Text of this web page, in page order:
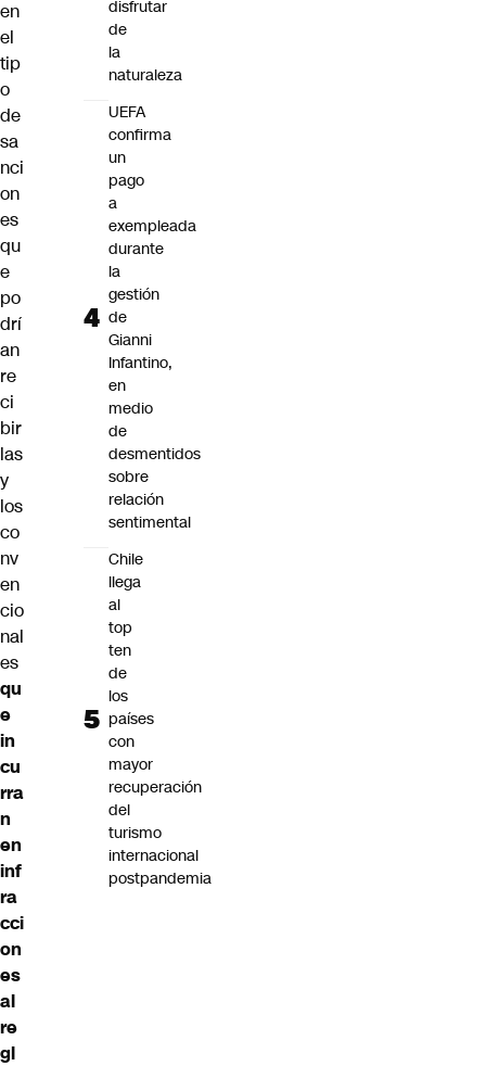
en
el
tip
o
de
sa
nci
on
es
qu
e
po
drí
an
re
ci
bir
las
y
los
co
nv
en
cio
nal
es
qu
e
in
cu
rra
n
en
inf
ra
cci
on
es
al
re
gl
disfrutar
de
la
naturaleza
UEFA
confirma
un
pago
a
exempleada
durante
la
gestión
de
Gianni
Infantino,
en
medio
de
desmentidos
sobre
relación
sentimental
Chile
llega
al
top
ten
de
los
países
con
mayor
recuperación
del
turismo
internacional
postpandemia